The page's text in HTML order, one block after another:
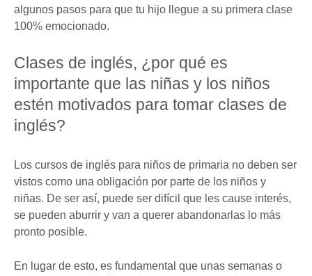
algunos pasos para que tu hijo llegue a su primera clase
100% emocionado.
Clases de inglés, ¿por qué es
importante que las niñas y los niños
estén motivados para tomar clases de
inglés?
Los cursos de inglés para niños de primaria no deben ser
vistos como una obligación por parte de los niños y
niñas. De ser así, puede ser difícil que les cause interés,
se pueden aburrir y van a querer abandonarlas lo más
pronto posible.
En lugar de esto, es fundamental que unas semanas o